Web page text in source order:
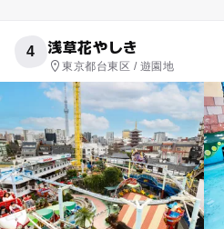
4 浅草花やしき
東京都台東区 / 遊園地